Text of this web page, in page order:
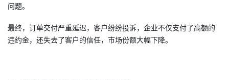
问题。
最终，订单交付严重延迟，客户纷纷投诉，企业不仅支付了高额的
违约金，还失去了客户的信任，市场份额大幅下降。